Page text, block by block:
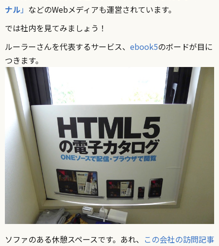
ナル 」 などのWebメディアも運営されています。
では社内を見てみましょう！
ルーラーさんを代表するサービス、 ebook5のボードが目に
つきます。
ソファのある休憩スペースです。あれ、 この会社の訪問記事